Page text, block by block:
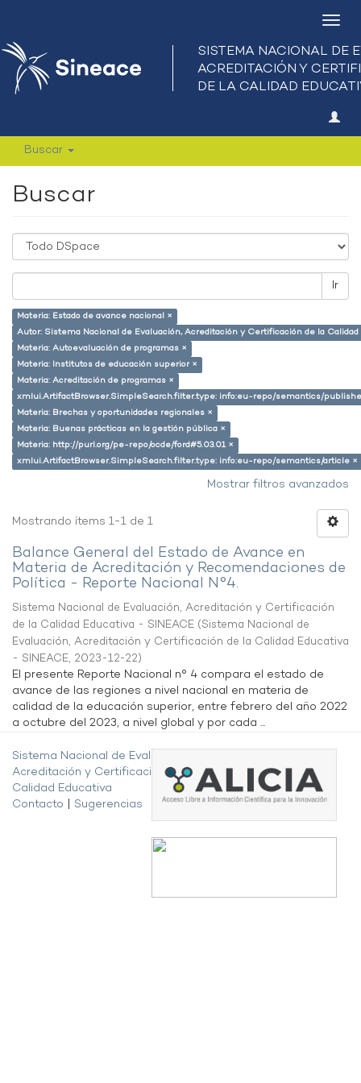
Buscar
Buscar
Ir
Materia: Estado de avance nacional ×
Autor: Sistema Nacional de Evaluación, Acreditación y Certificación de la
Materia: Autoevaluación de programas ×
Materia: Institutos de educación superior ×
Materia: Acreditación de programas ×
xmlui.ArtifactBrowser.SimpleSearch.filter.type: info:eu-repo/semantics/
Materia: Brechas y oportunidades regionales ×
Materia: Buenas prácticas en la gestión pública ×
Materia: http://purl.org/pe-repo/ocde/ford#5.03.01 ×
xmlui.ArtifactBrowser.SimpleSearch.filter.type: info:eu-repo/semantics/article ×
Mostrar filtros avanzados
Mostrando ítems 1-1 de 1
Balance General del Estado de Avance en
Materia de Acreditación y Recomendaciones de
Política - Reporte Nacional N°4.
Sistema Nacional de Evaluación, Acreditación y Certificación
de la Calidad Educativa - SINEACE (Sistema Nacional de
Evaluación, Acreditación y Certificación de la Calidad Educativa
- SINEACE, 2023-12-22)
El presente Reporte Nacional n° 4 compara el estado de
avance de las regiones a nivel nacional en materia de
calidad de la educación superior, entre febrero del año 2022
a octubre del 2023, a nivel global y por cada ...
Sistema Nacional de Evaluación,
Acreditación y Certificación de la
Calidad Educativa
Contacto
Sugerencias